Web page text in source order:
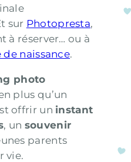
sur Photopresta,
à réserver… ou à
de naissance.
photo
plus qu’un
offrir un instant
, un souvenir
parents
vie.